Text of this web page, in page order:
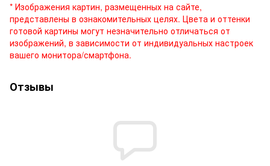
* Изображения картин, размещенных на сайте,
представлены в ознакомительных целях. Цвета и оттенки
готовой картины могут незначительно отличаться от
изображений, в зависимости от индивидуальных настроек
вашего монитора/смартфона.
Отзывы